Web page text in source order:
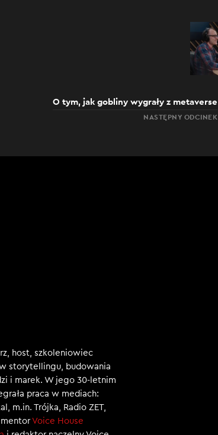
O tym, jak gobliny wygrały z metaverse
NASTĘPNY ODCINEK
host, szkoleniowiec
storytellingu, budowania
i marek. W jego 30-letnim
praca w mediach:
m.in. Trójka, Radio ZET,
mentorVoice House